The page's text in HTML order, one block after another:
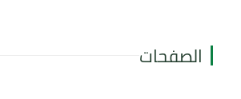
الصفحات